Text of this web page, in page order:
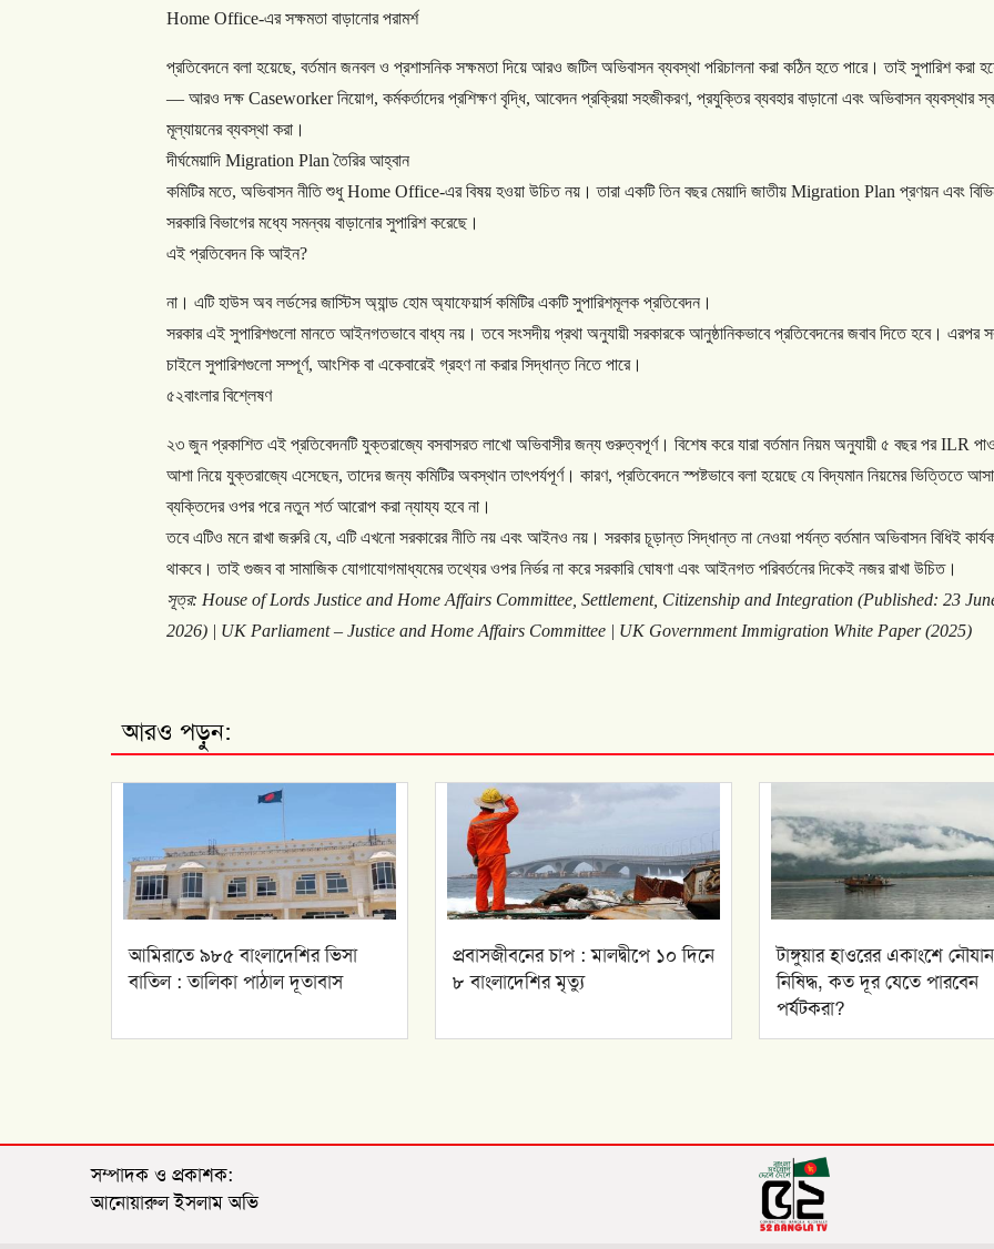
Home Office-এর সক্ষমতা বাড়ানোর পরামর্শ
প্রতিবেদনে বলা হয়েছে, বর্তমান জনবল ও প্রশাসনিক সক্ষমতা দিয়ে আরও জটিল অভিবাসন ব্যবস্থা পরিচালনা করা কঠিন হতে পারে। তাই সুপারিশ করা
— আরও দক্ষCaseworkerনিয়োগ, কর্মকর্তাদের প্রশিক্ষণ বৃদ্ধি, আবেদন প্রক্রিয়া সহজীকরণ, প্রযুক্তির ব্যবহার বাড়ানো এবং অভিবাসন ব্যবস্থার
মূল্যায়নের ব্যবস্থা করা।
দীর্ঘমেয়াদি Migration Planতৈরির আহ্বান
কমিটির মতে, অভিবাসন নীতি শুধুHome Office-এর বিষয় হওয়া উচিত নয়। তারা একটি তিন বছর মেয়াদি জাতীয় Migration Plan প্রণয়ন এবং
সরকারি বিভাগের মধ্যে সমন্বয় বাড়ানোর সুপারিশ করেছে।
এই প্রতিবেদন কি আইন?
না। এটি হাউস অব লর্ডসের জাস্টিস অ্যান্ড হোম অ্যাফেয়ার্স কমিটির একটি সুপারিশমূলক প্রতিবেদন।
সরকার এই সুপারিশগুলো মানতে আইনগতভাবে বাধ্য নয়। তবে সংসদীয় প্রথা অনুযায়ী সরকারকে আনুষ্ঠানিকভাবে প্রতিবেদনের জবাব দিতে হবে। এরপর
চাইলে সুপারিশগুলো সম্পূর্ণ, আংশিক বা একেবারেই গ্রহণ না করার সিদ্ধান্ত নিতে পারে।
৫২বাংলার বিশ্লেষণ
২৩ জুন প্রকাশিত এই প্রতিবেদনটি যুক্তরাজ্যে বসবাসরত লাখো অভিবাসীর জন্য গুরুত্বপূর্ণ। বিশেষ করে যারা বর্তমান নিয়ম অনুযায়ী ৫ বছর পরILR
আশা নিয়ে যুক্তরাজ্যে এসেছেন,তাদের জন্য কমিটির অবস্থান তাৎপর্যপূর্ণ। কারণ, প্রতিবেদনে স্পষ্টভাবে বলা হয়েছে যে বিদ্যমান নিয়মের ভিত্তিতে আসা
ব্যক্তিদের ওপর পরে নতুন শর্ত আরোপ করা ন্যায্য হবে না।
তবে এটিও মনে রাখা জরুরি যে, এটি এখনো সরকারের নীতি নয় এবং আইনও নয়। সরকার চূড়ান্ত সিদ্ধান্ত না নেওয়া পর্যন্ত বর্তমান অভিবাসন বিধিই
থাকবে। তাই গুজব বা সামাজিক যোগাযোগমাধ্যমের তথ্যের ওপর নির্ভর না করে সরকারি ঘোষণা এবং আইনগত পরিবর্তনের দিকেই নজর রাখা উচিত।
সূত্র: House of Lords Justice and Home Affairs Committee, Settlement, Citizenship and Integration (Published: 23
2026) | UK Parliament – Justice and Home Affairs Committee | UK Government Immigration White Paper (2025)
আরও পড়ুন:
আমিরাতে ৯৮৫ বাংলাদেশির ভিসা
বাতিল : তালিকা পাঠাল দূতাবাস
প্রবাসজীবনের চাপ : মালদ্বীপে ১০ দিনে
৮ বাংলাদেশির মৃত্যু
টাঙ্গুয়ার হাওরের একাংশে নৌযান
নিষিদ্ধ, কত দূর যেতে পারবেন
পর্যটকরা?
সম্পাদক ও প্রকাশক:
আনোয়ারুল ইসলাম অভি